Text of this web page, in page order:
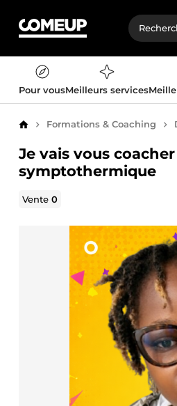
Pour vousMeilleurs services
AccueilFormations & Coaching
Je vais vous
symptothermique
Vente0